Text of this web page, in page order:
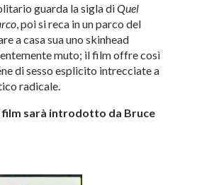
guarda la sigla diQuel
, poi si reca in un parco del
a casa sua uno skinhead
muto; il film offre così
di sesso esplicito intrecciate a
radicale.
film sarà introdotto da Bruce